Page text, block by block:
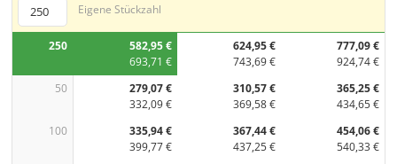
Eigene Stückzahl
250
582,95 €
693,71 €
624,95 €
743,69 €
777,09 €
924,74 €
50
279,07 €
332,09 €
310,57 €
369,58 €
365,25 €
434,65 €
100
335,94 €
399,77 €
367,44 €
437,25 €
454,06 €
540,33 €